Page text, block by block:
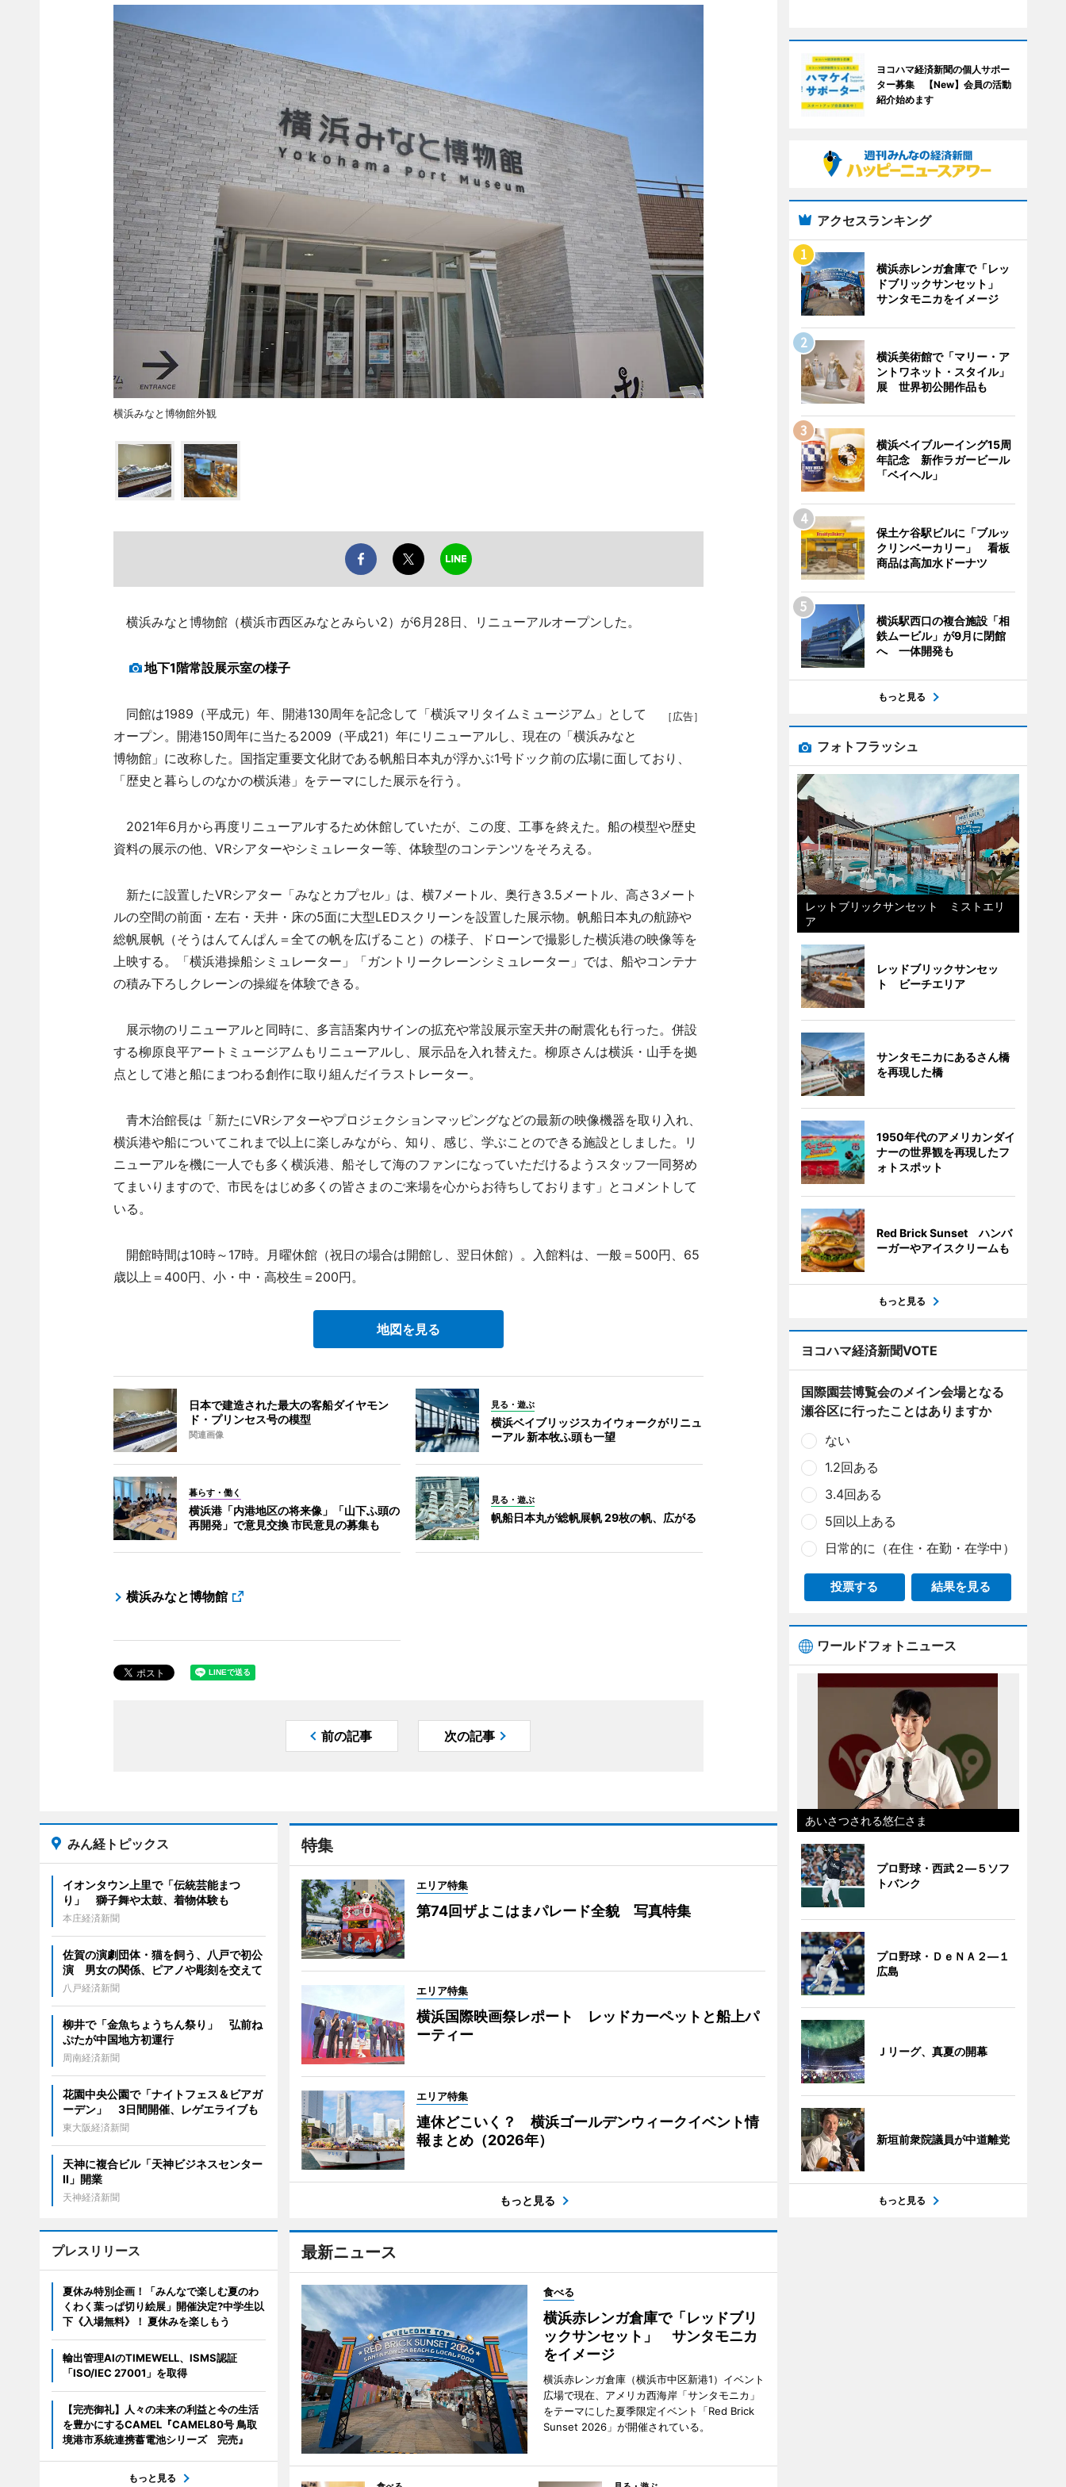
横浜みなと博物館外観
横浜みなと博物館（横浜市西区みなとみらい2）が6月28日、リニューアルオープンした。
地下1階常設展示室の様子
［広告］
同館は1989（平成元）年、開港130周年を記念して「横浜マリタイムミュージアム」として
オープン。開港150周年に当たる2009（平成21）年にリニューアルし、現在の「横浜みなと
博物館」に改称した。国指定重要文化財である帆船日本丸が浮かぶ1号ドック前の広場に面しており、
「歴史と暮らしのなかの横浜港」をテーマにした展示を行う。
2021年6月から再度リニューアルするため休館していたが、この度、工事を終えた。船の模型や歴史
資料の展示の他、VRシアターやシミュレーター等、体験型のコンテンツをそろえる。
新たに設置したVRシアター「みなとカプセル」は、横7メートル、奥行き3.5メートル、高さ3メート
ルの空間の前面・左右・天井・床の5面に大型LEDスクリーンを設置した展示物。帆船日本丸の航跡や
総帆展帆（そうはんてんぱん＝全ての帆を広げること）の様子、ドローンで撮影した横浜港の映像等を
上映する。「横浜港操船シミュレーター」「ガントリークレーンシミュレーター」では、船やコンテナ
の積み下ろしクレーンの操縦を体験できる。
展示物のリニューアルと同時に、多言語案内サインの拡充や常設展示室天井の耐震化も行った。併設
する柳原良平アートミュージアムもリニューアルし、展示品を入れ替えた。柳原さんは横浜・山手を拠
点として港と船にまつわる創作に取り組んだイラストレーター。
青木治館長は「新たにVRシアターやプロジェクションマッピングなどの最新の映像機器を取り入れ、
横浜港や船についてこれまで以上に楽しみながら、知り、感じ、学ぶことのできる施設としました。リ
ニューアルを機に一人でも多く横浜港、船そして海のファンになっていただけるようスタッフ一同努め
てまいりますので、市民をはじめ多くの皆さまのご来場を心からお待ちしております」とコメントして
いる。
開館時間は10時～17時。月曜休館（祝日の場合は開館し、翌日休館）。入館料は、一般＝500円、65
歳以上＝400円、小・中・高校生＝200円。
地図を見る
日本で建造された最大の客船ダイヤモン
ド・プリンセス号の模型
関連画像
見る・遊ぶ
横浜ベイブリッジスカイウォークがリニュ
ーアル 新本牧ふ頭も一望
暮らす・働く
横浜港「内港地区の将来像」「山下ふ頭の
再開発」で意見交換 市民意見の募集も
見る・遊ぶ
帆船日本丸が総帆展帆 29枚の帆、広がる
横浜みなと博物館
前の記事 次の記事
特集
エリア特集
第74回ザよこはまパレード全貌 写真特集
エリア特集
横浜国際映画祭レポート レッドカーペットと船上パ
ーティー
エリア特集
連休どこいく？ 横浜ゴールデンウィークイベント情
報まとめ（2026年）
もっと見る
最新ニュース
食べる
横浜赤レンガ倉庫で「レッドブリ
ックサンセット」 サンタモニカ
をイメージ
横浜赤レンガ倉庫（横浜市中区新港1）イベント
広場で現在、アメリカ西海岸「サンタモニカ」
をテーマにした夏季限定イベント「Red Brick
Sunset 2026」が開催されている。
みん経トピックス
イオンタウン上里で「伝統芸能まつ
り」 獅子舞や太鼓、着物体験も
本庄経済新聞
佐賀の演劇団体・猫を飼う、八戸で初公
演 男女の関係、ピアノや彫刻を交えて
八戸経済新聞
柳井で「金魚ちょうちん祭り」 弘前ね
ぷたが中国地方初運行
周南経済新聞
花園中央公園で「ナイトフェス＆ビアガ
ーデン」 3日間開催、レゲエライブも
東大阪経済新聞
天神に複合ビル「天神ビジネスセンター
II」開業
天神経済新聞
プレスリリース
夏休み特別企画！「みんなで楽しむ夏のわ
くわく葉っぱ切り絵展」開催決定?中学生以
下《入場無料》！ 夏休みを楽しもう
輸出管理AIのTIMEWELL、ISMS認証
「ISO/IEC 27001」を取得
【完売御礼】人々の未来の利益と今の生活
を豊かにするCAMEL『CAMEL80号 鳥取
境港市系統連携蓄電池シリーズ 完売』
もっと見る
ヨコハマ経済新聞の個人サポー
ター募集 【New】会員の活動
紹介始めます
アクセスランキング
横浜赤レンガ倉庫で「レッ
ドブリックサンセット」
サンタモニカをイメージ
横浜美術館で「マリー・ア
ントワネット・スタイル」
展 世界初公開作品も
横浜ベイブルーイング15周
年記念 新作ラガービール
「ベイヘル」
保土ケ谷駅ビルに「ブルッ
クリンベーカリー」 看板
商品は高加水ドーナツ
横浜駅西口の複合施設「相
鉄ムービル」が9月に閉館
へ 一体開発も
もっと見る
フォトフラッシュ
レットブリックサンセット ミストエリ
ア
レッドブリックサンセッ
ト ビーチエリア
サンタモニカにあるさん橋
を再現した橋
1950年代のアメリカンダイ
ナーの世界観を再現したフ
ォトスポット
Red Brick Sunset ハンバ
ーガーやアイスクリームも
もっと見る
ヨコハマ経済新聞VOTE
国際園芸博覧会のメイン会場となる
瀬谷区に行ったことはありますか
ない
1.2回ある
3.4回ある
5回以上ある
日常的に（在住・在勤・在学中）
投票する 結果を見る
ワールドフォトニュース
あいさつされる悠仁さま
プロ野球・西武２―５ソフ
トバンク
プロ野球・ＤｅＮＡ２―１
広島
Ｊリーグ、真夏の開幕
新垣前衆院議員が中道離党
もっと見る